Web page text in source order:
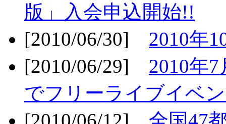
版」入会申込開始!!
[2010/06/30] 2010年
[2010/06/29] 2010年
でフリーライブイベ